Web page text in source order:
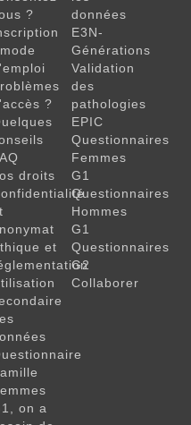
?
?
droits
et
on a
données
E3N-
Générations
Validation
des
pathologies
EPIC
Questionnaires
Femmes
G1
Questionnaires
Hommes
G1
Questionnaires
G2
Collaborer